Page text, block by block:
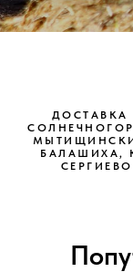
БАЛАШИХА,